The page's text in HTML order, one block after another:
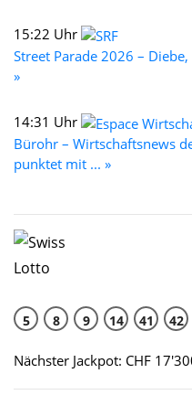
15:22 Uhr
Street Parade 2026 –
»
14:31 Uhr
Bürohr – Wirtschaftsnews
punktet mit ... »
5 8 9 14 41 42
Nächster Jackpot: CHF